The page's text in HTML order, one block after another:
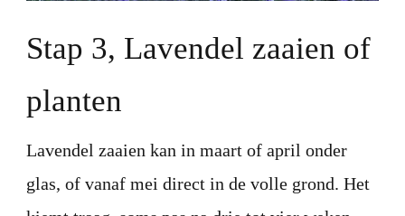
Stap 3, Lavendel zaaien of
planten
Lavendel zaaien kan in maart of april onder
glas, of vanaf mei direct in de volle grond. Het